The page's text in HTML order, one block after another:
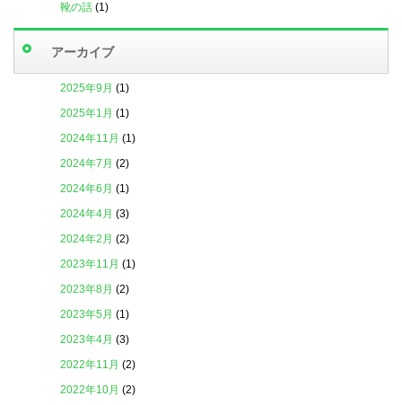
靴の話 (1)
アーカイブ
2025年9月 (1)
2025年1月 (1)
2024年11月 (1)
2024年7月 (2)
2024年6月 (1)
2024年4月 (3)
2024年2月 (2)
2023年11月 (1)
2023年8月 (2)
2023年5月 (1)
2023年4月 (3)
2022年11月 (2)
2022年10月 (2)